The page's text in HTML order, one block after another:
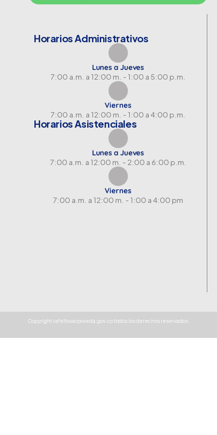
Horarios Administrativos
Lunes a Jueves
7:00 a.m. a 12:00 m. - 1:00 a 5:00 p.m.
Viernes
7:00 a.m. a 12:00 m. - 1:00 a 4:00 p.m.
Horarios Asistenciales
Lunes a Jueves
7:00 a.m. a 12:00 m. - 2:00 a 6:00 p.m.
Viernes
7:00 a.m. a 12:00 m. - 1:00 a 4:00 pm
Copyright rafeltovarpoveda.gov.co todos los derechos reservados.